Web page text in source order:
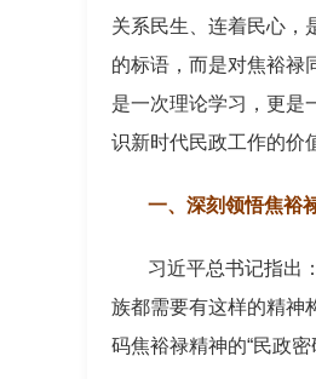
关系民生、连着民心，
的标语，而是对焦裕禄
是一次理论学习，更是
识新时代民政工作的价
一、深刻领悟焦裕
习近平总书记指出
族都需要有这样的精神
码焦裕禄精神的“民政密